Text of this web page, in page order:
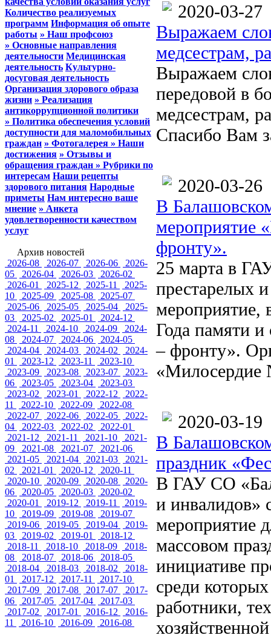
Количество реализуемых
программ Информация об опыте
работы » Наш профсоюз
» Основные направления
деятельности Медицинская
деятельность Культурно-
досуговая деятельность
Организация здорового образа
жизни » Реализация
антикоррупционной политики
» Политика обеспечения условий
доступности для маломобильных
граждан » Фотогалерея » Наши
достижения » Отзывы и
обращения граждан » Рубрики по
интересам Наши рецепты
здорового питания Народные
приметы Нам интересно ваше
мнение » Анкета
удовлетворенности качеством
услуг
Архив новостей
2026-08
2026-07 2026-06
2026-
05
2026-04 2026-03
2026-02
2026-01
2025-12 2025-11
2025-
10
2025-09 2025-08
2025-07
2025-06
2025-05 2025-04
2025-
03
2025-02 2025-01
2024-12
2024-11
2024-10 2024-09
2024-
08
2024-07 2024-06
2024-05
2024-04
2024-03 2024-02
2024-
01
2023-12 2023-11
2023-10
2023-09
2023-08 2023-07
2023-
06
2023-05 2023-04
2023-03
2023-02
2023-01 2022-12
2022-
11
2022-10 2022-09
2022-08
2022-07
2022-06 2022-05
2022-
04
2022-03 2022-02
2022-01
2021-12
2021-11 2021-10
2021-
09
2021-08 2021-07
2021-06
2021-05
2021-04 2021-03
2021-
02
2021-01 2020-12
2020-11
2020-10
2020-09 2020-08
2020-
06
2020-05 2020-03
2020-02
2020-01
2019-12 2019-11
2019-
10
2019-09 2019-08
2019-07
2019-06
2019-05 2019-04
2019-
03
2019-02 2019-01
2018-12
2018-11
2018-10 2018-09
2018-
08
2018-07 2018-06
2018-05
2018-04
2018-03 2018-02
2018-
01
2017-12 2017-11
2017-10
2017-09
2017-08 2017-07
2017-
06
2017-05 2017-04
2017-03
2017-02
2017-01 2016-12
2016-
11
2016-10 2016-09 2016-08
2020-03-27
Выражаем
медсестрам,
Выражаем
передовой в
медсестрам,
Спасибо Вам
2020-03-26
В
мероприятие
фронту».
25 марта в
престарелых
мероприятие,
Года памяти
– фронту».
«Милосердие
2020-03-19
В
праздник
В ГАУ СО
и инвалидов»
мероприятие
массовом
инициативе
среди
работники,